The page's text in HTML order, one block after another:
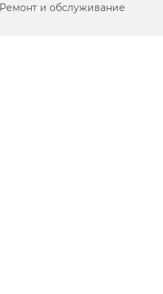
Ремонт и обслуживание